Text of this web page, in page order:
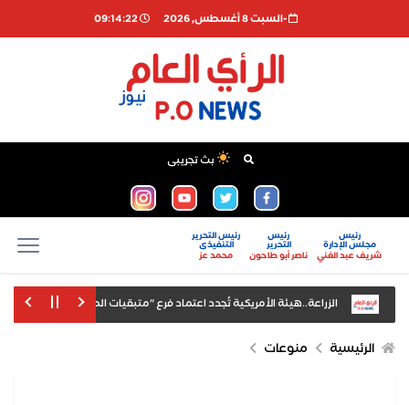
-السبت 8 أغسطس, 2026 09:14:22
بث تجريبى
رئيس
مجلس الإدارة
شريف عبد الغني
رئيس
التحرير
ناصر أبو طاحون
رئيس التحرير
التنفيذى
محمد عز
الزراعة..هيئة الأمريكية تُجدد اعتماد فرع "متبقيات المبيدات" بالإسماعيلية
الرئيسية منوعات